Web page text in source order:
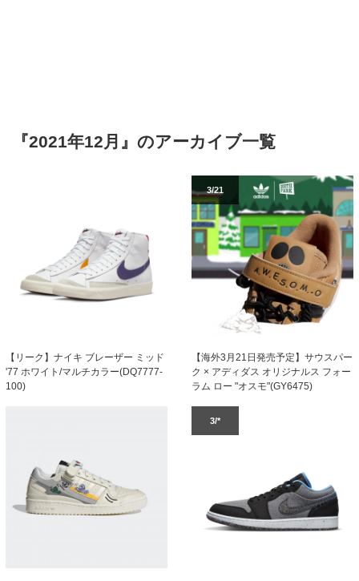
『2021年12月』のアーカイブ一覧
【リーク】ナイキ ブレーザー ミッド
'77 ホワイト/マルチカラー(DQ7777-
100)
3/21
【海外3月21日発売予定】サウスパー
ク × アディダス オリジナルス フォー
ラム ロー "オスモ"(GY6475)
3/*